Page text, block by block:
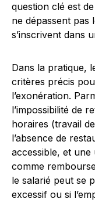
question clé est
ne dépassent pas
s’inscrivent dans
Dans la pratique,
critères précis
l’exonération.
l’impossibilité de
horaires (travail
l’absence de
accessible, et une
comme
le salarié peut se
excessif ou si